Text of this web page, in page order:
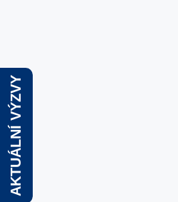
AKTUÁLNÍ VÝZVY